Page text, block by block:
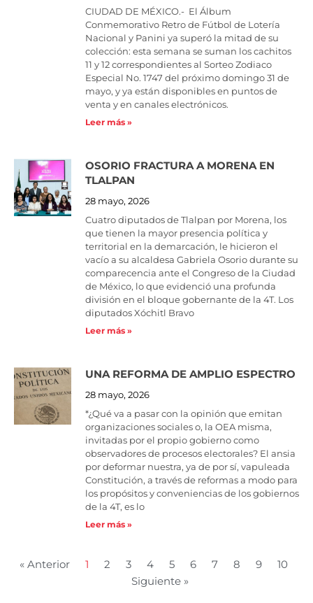
CIUDAD DE MÉXICO.- El Álbum
Conmemorativo Retro de Fútbol de Lotería
Nacional y Panini ya superó la mitad de su
colección: esta semana se suman los cachitos
11 y 12 correspondientes al Sorteo Zodiaco
Especial No. 1747 del próximo domingo 31 de
mayo, y ya están disponibles en puntos de
venta y en canales electrónicos.
Leer más »
OSORIO FRACTURA A MORENA EN
TLALPAN
28 mayo, 2026
Cuatro diputados de Tlalpan por Morena, los
que tienen la mayor presencia política y
territorial en la demarcación, le hicieron el
vacío a su alcaldesa Gabriela Osorio durante su
comparecencia ante el Congreso de la Ciudad
de México, lo que evidenció una profunda
división en el bloque gobernante de la 4T. Los
diputados Xóchitl Bravo
Leer más »
UNA REFORMA DE AMPLIO ESPECTRO
28 mayo, 2026
*¿Qué va a pasar con la opinión que emitan
organizaciones sociales o, la OEA misma,
invitadas por el propio gobierno como
observadores de procesos electorales? El ansia
por deformar nuestra, ya de por sí, vapuleada
Constitución, a través de reformas a modo para
los propósitos y conveniencias de los gobiernos
de la 4T, es lo
Leer más »
« Anterior 1 2 3 4 5 6 7 8 9
10
Siguiente »